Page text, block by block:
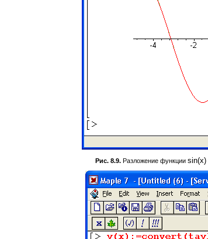
Рис. 8.9. Разложение функции sin(x)